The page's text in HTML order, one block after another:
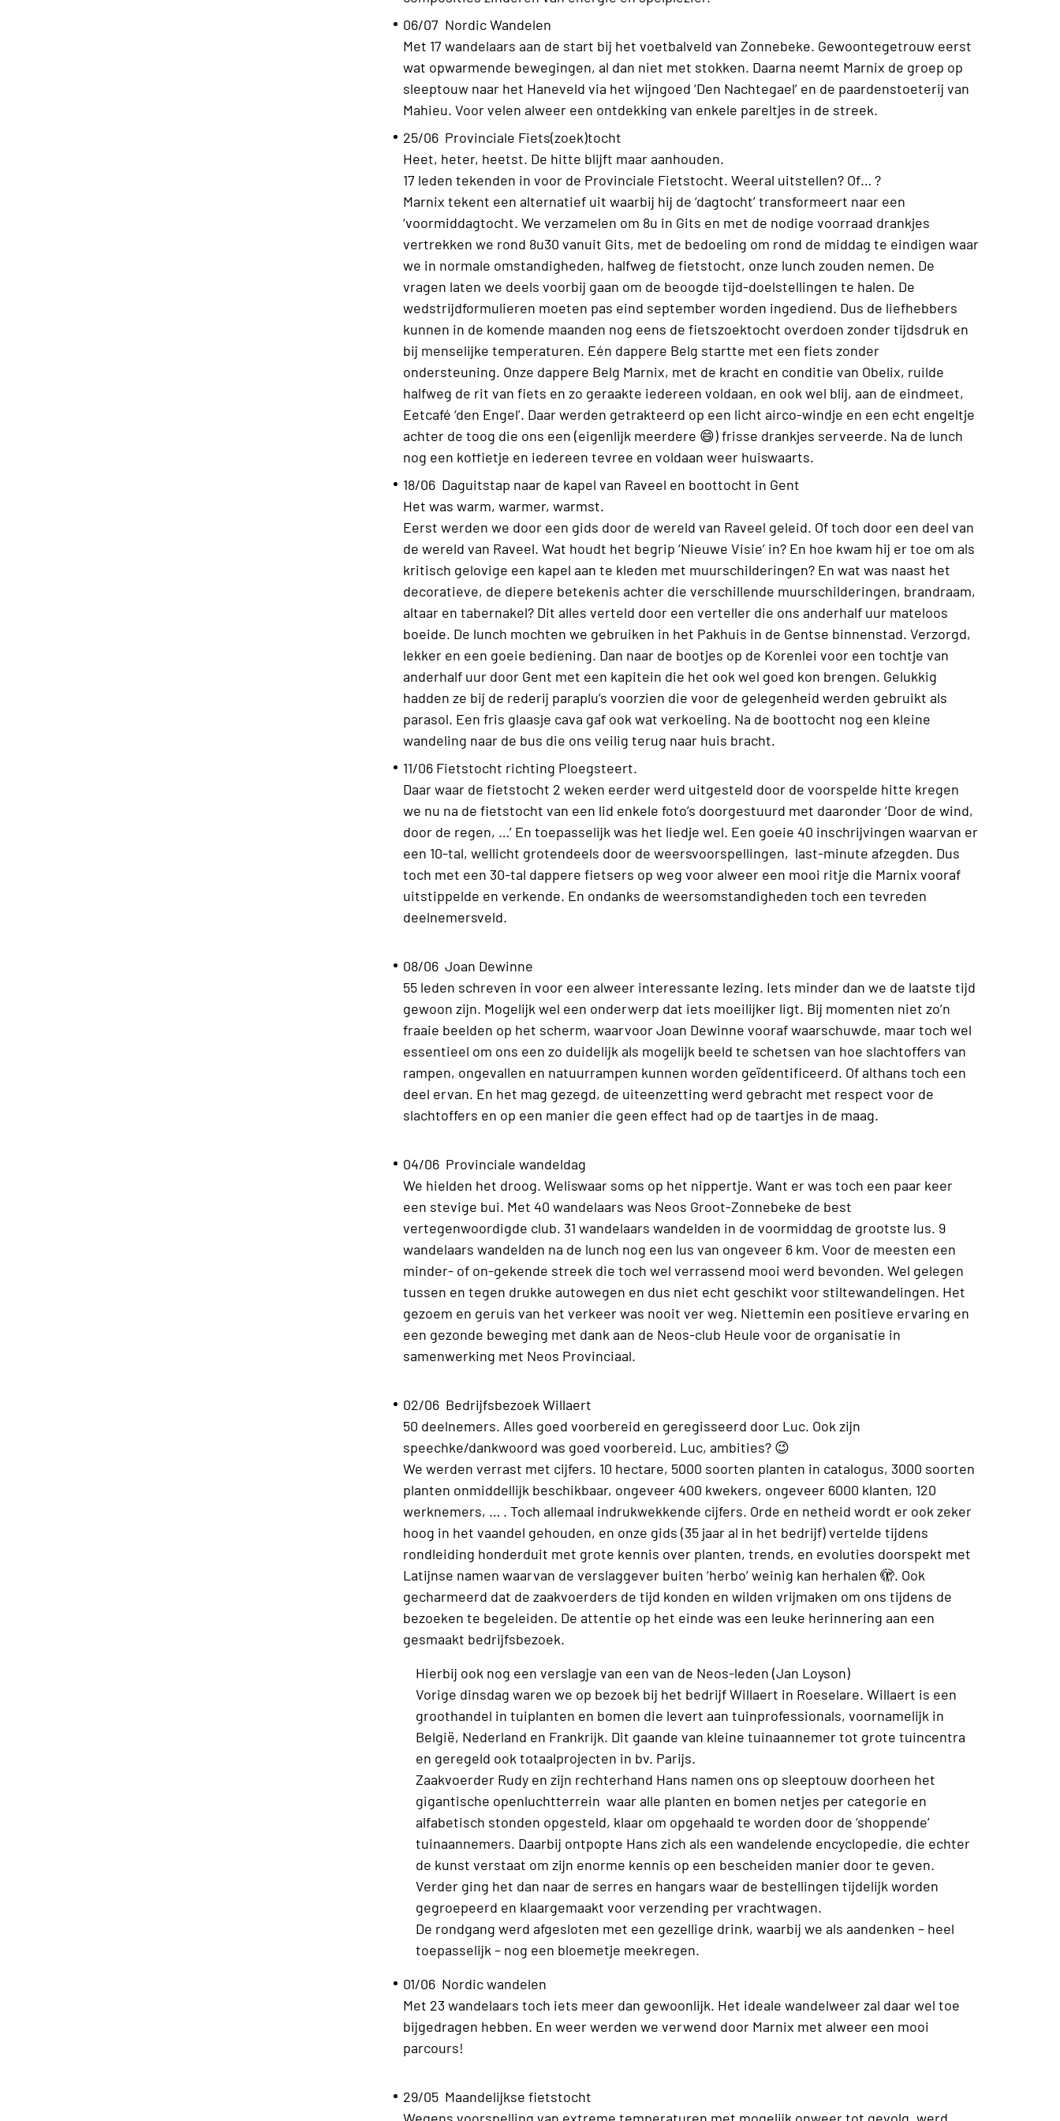
06/07 Nordic Wandelen
Met 17 wandelaars aan de start bij het voetbalveld van Zonnebeke. Gewoontegetrouw eerst
wat opwarmende bewegingen, al dan niet met stokken. Daarna neemt Marnix de groep op
sleeptouw naar het Haneveld via het wijngoed ‘Den Nachtegael’ en de paardenstoeterij van
Mahieu. Voor velen alweer een ontdekking van enkele pareltjes in de streek.
25/06 Provinciale Fiets(zoek)tocht
Heet, heter, heetst. De hitte blijft maar aanhouden.
17 leden tekenden in voor de Provinciale Fietstocht. Weeral uitstellen? Of… ?
Marnix tekent een alternatief uit waarbij hij de ‘dagtocht’ transformeert naar een
‘voormiddagtocht. We verzamelen om 8u in Gits en met de nodige voorraad drankjes
vertrekken we rond 8u30 vanuit Gits, met de bedoeling om rond de middag te eindigen waar
we in normale omstandigheden, halfweg de fietstocht, onze lunch zouden nemen. De
vragen laten we deels voorbij gaan om de beoogde tijd-doelstellingen te halen. De
wedstrijdformulieren moeten pas eind september worden ingediend. Dus de liefhebbers
kunnen in de komende maanden nog eens de fietszoektocht overdoen zonder tijdsdruk en
bij menselijke temperaturen. Eén dappere Belg startte met een fiets zonder
ondersteuning. Onze dappere Belg Marnix, met de kracht en conditie van Obelix, ruilde
halfweg de rit van fiets en zo geraakte iedereen voldaan, en ook wel blij, aan de eindmeet,
Eetcafé ‘den Engel’. Daar werden getrakteerd op een licht airco-windje en een echt engeltje
achter de toog die ons een (eigenlijk meerdere 😄) frisse drankjes serveerde. Na de lunch
nog een koffietje en iedereen tevree en voldaan weer huiswaarts.
18/06 Daguitstap naar de kapel van Raveel en boottocht in Gent
Het was warm, warmer, warmst.
Eerst werden we door een gids door de wereld van Raveel geleid. Of toch door een deel van
de wereld van Raveel. Wat houdt het begrip ‘Nieuwe Visie’ in? En hoe kwam hij er toe om als
kritisch gelovige een kapel aan te kleden met muurschilderingen? En wat was naast het
decoratieve, de diepere betekenis achter die verschillende muurschilderingen, brandraam,
altaar en tabernakel? Dit alles verteld door een verteller die ons anderhalf uur mateloos
boeide. De lunch mochten we gebruiken in het Pakhuis in de Gentse binnenstad. Verzorgd,
lekker en een goeie bediening. Dan naar de bootjes op de Korenlei voor een tochtje van
anderhalf uur door Gent met een kapitein die het ook wel goed kon brengen. Gelukkig
hadden ze bij de rederij paraplu’s voorzien die voor de gelegenheid werden gebruikt als
parasol. Een fris glaasje cava gaf ook wat verkoeling. Na de boottocht nog een kleine
wandeling naar de bus die ons veilig terug naar huis bracht.
11/06 Fietstocht richting Ploegsteert.
Daar waar de fietstocht 2 weken eerder werd uitgesteld door de voorspelde hitte kregen
we nu na de fietstocht van een lid enkele foto’s doorgestuurd met daaronder ‘Door de wind,
door de regen, …’ En toepasselijk was het liedje wel. Een goeie 40 inschrijvingen waarvan er
een 10-tal, wellicht grotendeels door de weersvoorspellingen, last-minute afzegden. Dus
toch met een 30-tal dappere fietsers op weg voor alweer een mooi ritje die Marnix vooraf
uitstippelde en verkende. En ondanks de weersomstandigheden toch een tevreden
deelnemersveld.
08/06 Joan Dewinne
55 leden schreven in voor een alweer interessante lezing. Iets minder dan we de laatste tijd
gewoon zijn. Mogelijk wel een onderwerp dat iets moeilijker ligt. Bij momenten niet zo’n
fraaie beelden op het scherm, waarvoor Joan Dewinne vooraf waarschuwde, maar toch wel
essentieel om ons een zo duidelijk als mogelijk beeld te schetsen van hoe slachtoffers van
rampen, ongevallen en natuurrampen kunnen worden geïdentificeerd. Of althans toch een
deel ervan. En het mag gezegd, de uiteenzetting werd gebracht met respect voor de
slachtoffers en op een manier die geen effect had op de taartjes in de maag.
04/06 Provinciale wandeldag
We hielden het droog. Weliswaar soms op het nippertje. Want er was toch een paar keer
een stevige bui. Met 40 wandelaars was Neos Groot-Zonnebeke de best
vertegenwoordigde club. 31 wandelaars wandelden in de voormiddag de grootste lus. 9
wandelaars wandelden na de lunch nog een lus van ongeveer 6 km. Voor de meesten een
minder- of on-gekende streek die toch wel verrassend mooi werd bevonden. Wel gelegen
tussen en tegen drukke autowegen en dus niet echt geschikt voor stiltewandelingen. Het
gezoem en geruis van het verkeer was nooit ver weg. Niettemin een positieve ervaring en
een gezonde beweging met dank aan de Neos-club Heule voor de organisatie in
samenwerking met Neos Provinciaal.
02/06 Bedrijfsbezoek Willaert
50 deelnemers. Alles goed voorbereid en geregisseerd door Luc. Ook zijn
speechke/dankwoord was goed voorbereid. Luc, ambities? 😉
We werden verrast met cijfers. 10 hectare, 5000 soorten planten in catalogus, 3000 soorten
planten onmiddellijk beschikbaar, ongeveer 400 kwekers, ongeveer 6000 klanten, 120
werknemers, … . Toch allemaal indrukwekkende cijfers. Orde en netheid wordt er ook zeker
hoog in het vaandel gehouden, en onze gids (35 jaar al in het bedrijf) vertelde tijdens
rondleiding honderduit met grote kennis over planten, trends, en evoluties doorspekt met
Latijnse namen waarvan de verslaggever buiten ‘herbo’ weinig kan herhalen 🫣. Ook
gecharmeerd dat de zaakvoerders de tijd konden en wilden vrijmaken om ons tijdens de
bezoeken te begeleiden. De attentie op het einde was een leuke herinnering aan een
gesmaakt bedrijfsbezoek.
Hierbij ook nog een verslagje van een van de Neos-leden (Jan Loyson)
Vorige dinsdag waren we op bezoek bij het bedrijf Willaert in Roeselare. Willaert is een
groothandel in tuiplanten en bomen die levert aan tuinprofessionals, voornamelijk in
België, Nederland en Frankrijk. Dit gaande van kleine tuinaannemer tot grote tuincentra
en geregeld ook totaalprojecten in bv. Parijs.
Zaakvoerder Rudy en zijn rechterhand Hans namen ons op sleeptouw doorheen het
gigantische openluchtterrein waar alle planten en bomen netjes per categorie en
alfabetisch stonden opgesteld, klaar om opgehaald te worden door de ‘shoppende’
tuinaannemers. Daarbij ontpopte Hans zich als een wandelende encyclopedie, die echter
de kunst verstaat om zijn enorme kennis op een bescheiden manier door te geven.
Verder ging het dan naar de serres en hangars waar de bestellingen tijdelijk worden
gegroepeerd en klaargemaakt voor verzending per vrachtwagen.
De rondgang werd afgesloten met een gezellige drink, waarbij we als aandenken – heel
toepasselijk – nog een bloemetje meekregen.
01/06 Nordic wandelen
Met 23 wandelaars toch iets meer dan gewoonlijk. Het ideale wandelweer zal daar wel toe
bijgedragen hebben. En weer werden we verwend door Marnix met alweer een mooi
parcours!
29/05 Maandelijkse fietstocht